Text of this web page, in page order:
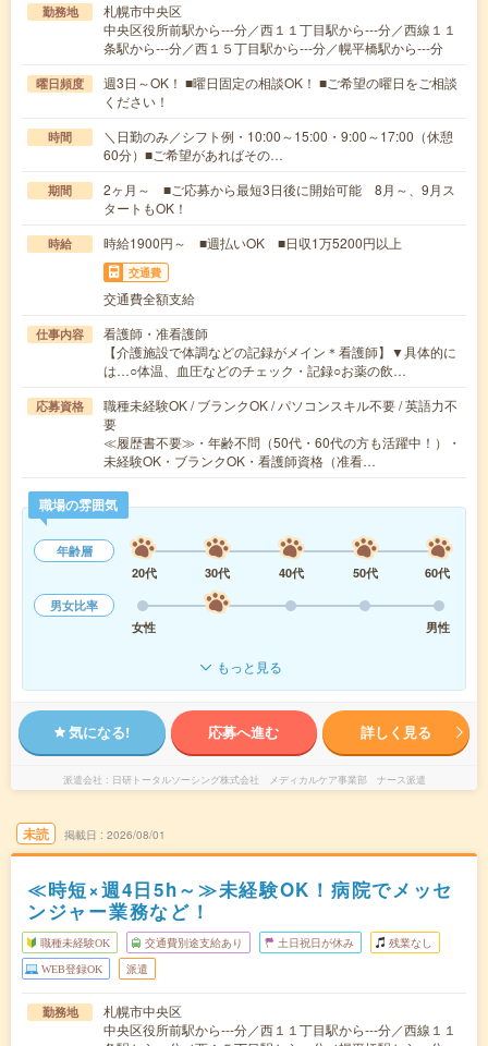
勤務地
札幌市中央区
中央区役所前駅から---分／西１１丁目駅から---分／西線１１
条駅から---分／西１５丁目駅から---分／幌平橋駅から---分
曜日頻度
週3日～OK！ ■曜日固定の相談OK！ ■ご希望の曜日をご相談
ください！
時間
＼日勤のみ／シフト例・10:00～15:00・9:00～17:00（休憩
60分）■ご希望があればその…
期間
2ヶ月～ ■ご応募から最短3日後に開始可能 8月～、9月ス
タートもOK！
時給 時給1900円～ ■週払いOK ■日収1万5200円以上
交通費
交通費全額支給
仕事内容
看護師・准看護師
【介護施設で体調などの記録がメイン＊看護師】▼具体的に
は…○体温、血圧などのチェック・記録○お薬の飲…
応募資格
職種未経験OK / ブランクOK / パソコンスキル不要 / 英語力不
要
≪履歴書不要≫・年齢不問（50代・60代の方も活躍中！）・
未経験OK・ブランクOK・看護師資格（准看…
職場の雰囲気
年齢層
20代
30代 40代 50代
60代
男女比率
女性
男性
もっと見る
気になる! 応募へ進む 詳しく見る
派遣会社 日研トータルソーシング株式会社 メディカルケア事業部 ナース派遣
未読 掲載日 2026/08/01
≪時短×週4日5h～≫未経験OK！病院でメッセ
ンジャー業務など！
職種未経験OK 交通費別途支給あり 土日祝日が休み 残業なし
WEB登録OK 派遣
勤務地
札幌市中央区
中央区役所前駅から---分／西１１丁目駅から---分／西線１１